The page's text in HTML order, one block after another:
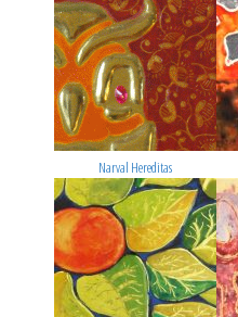
Narval Hereditas